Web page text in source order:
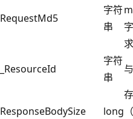
RequestMd5
字符
串
_ResourceId
字符
串
ResponseBodySize long